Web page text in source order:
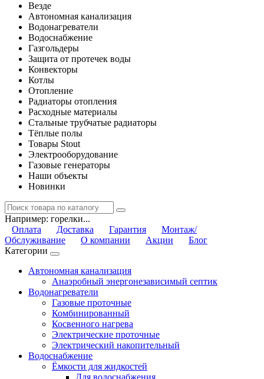
Везде
Автономная канализация
Водонагреватели
Водоснабжение
Газгольдеры
Защита от протечек воды
Конвекторы
Котлы
Отопление
Радиаторы отопления
Расходные материалы
Стальные трубчатые радиаторы
Тёплые полы
Товары Stout
Электрооборудование
Газовые генераторы
Наши объекты
Новинки
Например: горелки...
Оплата
Доставка Гарантия
Монтаж/
Обслуживание
О компании Акции
Блог
Категории
Автономная канализация
Анаэробный энергонезависимый септик
Водонагреватели
Газовые проточные
Комбинированный
Косвенного нагрева
Электрические проточные
Электрический накопительный
Водоснабжение
Ёмкости для жидкостей
Для водоснабжения